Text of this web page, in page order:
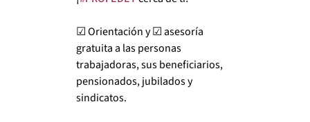
☑ Orientación y ☑ asesoría
gratuita a las personas
trabajadoras, sus beneficiarios,
pensionados, jubilados y
sindicatos.